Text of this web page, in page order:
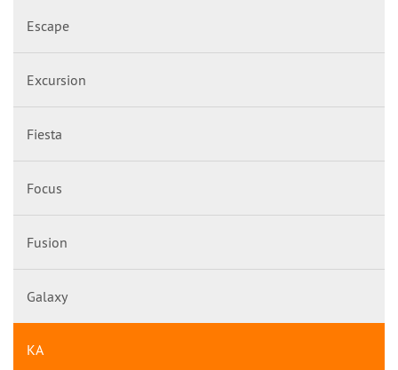
Escape
Excursion
Fiesta
Focus
Fusion
Galaxy
KA